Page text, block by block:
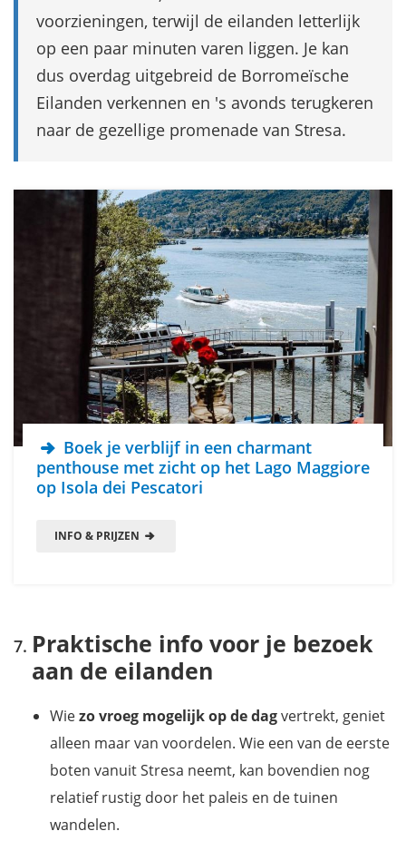
voorzieningen, terwijl de eilanden letterlijk
op een paar minuten varen liggen. Je kan
dus overdag uitgebreid de Borromeïsche
Eilanden verkennen en 's avonds terugkeren
naar de gezellige promenade van Stresa.
Boek je verblijf in een charmant
penthouse met zicht op het Lago Maggiore
op Isola dei Pescatori
INFO & PRIJZEN
Praktische info voor je bezoek
aan de eilanden
Wiezo vroeg mogelijk op de dagvertrekt, geniet
alleen maar van voordelen. Wie een van de eerste
boten vanuit Stresa neemt, kan bovendien nog
relatief rustig door het paleis en de tuinen
wandelen.